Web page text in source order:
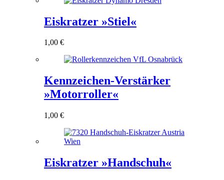
Eiskratzer »Stiel«
1,00 €
Kennzeichen-Verstärker
»Motorroller«
1,00 €
Eiskratzer »Handschuh«